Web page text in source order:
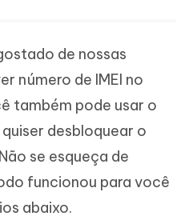
de nossas
número de IMEI no
também pode usar o
desbloquear o
se esqueça de
funcionou para você
abaixo.